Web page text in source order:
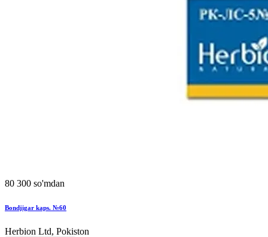
80 300 so'mdan
Bondjigar kaps. №60
Herbion Ltd, Pokiston